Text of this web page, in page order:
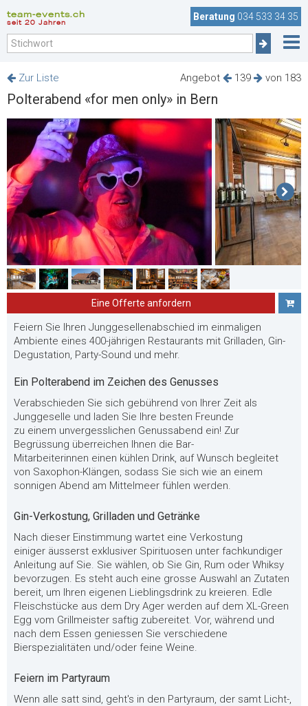
team-events.ch
seit 20 Jahren
Beratung 034 533 34 35
Angebot 139 von 183
Zur Liste
Polterabend «for men only» in Bern
Eine Offerte anfordern
Feiern Sie Ihren Junggesellenabschied im einmaligen
Ambiente eines 400-jährigen Restaurants mit Grilladen, Gin-
Degustation, Party-Sound und mehr.
Ein Polterabend im Zeichen des Genusses
Verabschieden Sie sich gebührend von Ihrer Zeit als
Junggeselle und laden Sie Ihre besten Freunde
zu einem unvergesslichen Genussabend ein! Zur
Begrüssung überreichen Ihnen die Bar-
Mitarbeiterinnen einen kühlen Drink, auf Wunsch begleitet
von Saxophon-Klängen, sodass Sie sich wie an einem
sonnigen Abend am Mittelmeer fühlen werden.
Gin-Verkostung, Grilladen und Getränke
Nach dieser Einstimmung wartet eine Verkostung
einiger äusserst exklusiver Spirituosen unter fachkundiger
Anleitung auf Sie. Sie wählen, ob Sie Gin, Rum oder Whiksy
bevorzugen. Es steht auch eine grosse Auswahl an Zutaten
bereit, um Ihren eigenen Lieblingsdrink zu kreieren. Edle
Fleischstücke aus dem Dry Ager werden auf dem XL-Green
Egg vom Grillmeister saftig zubereitet. Vor, während und
nach dem Essen geniessen Sie verschiedene
Bierspezialitäten und/oder feine Weine.
Feiern im Partyraum
Wenn alle satt sind, geht's in den Partyraum, der samt Licht-,